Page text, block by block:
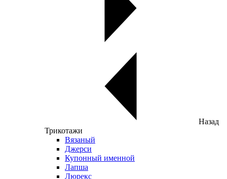
Назад
Трикотажи
Вязаный
Джерси
Купонный именной
Лапша
Люрекс